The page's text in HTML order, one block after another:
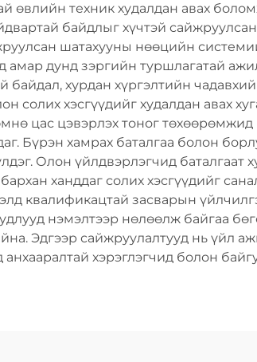
өвлийн техник худалдан авах
байдлыг хүчтэй
шатахууны нөөцийн
амар дунд зэргийн туршлагатай
байдал, хурдан хүргэлтийн
солих хэсгүүдийг худалдан авах
цас цэвэрлэх тоног
Бүрэн хамрах баталгаа болон
Олон үйлдвэрлэгчид баталгаат
ханддаг солих хэсгүүдийг
квалификацтай засварын
нэмэлтээр нөлөөлж байгаа
Эдгээр сайжруулалтууд нь үйл
хэрэглэгчид болон